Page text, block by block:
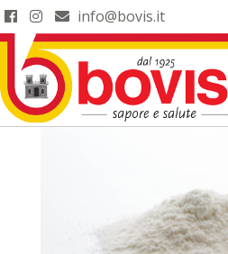
info@bovis.it